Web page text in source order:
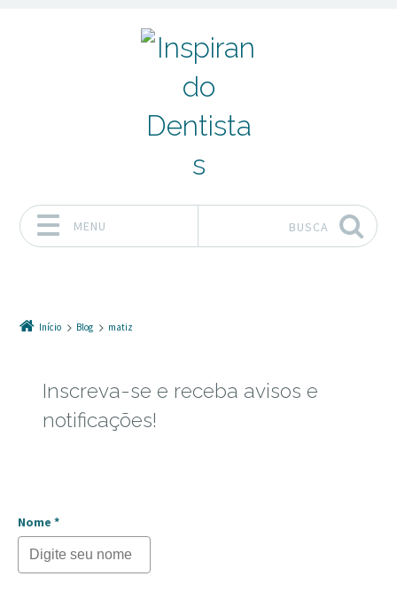
MENU BUSCA
Início Blog matiz
Inscreva-se e receba avisos e
notificações!
Nome *